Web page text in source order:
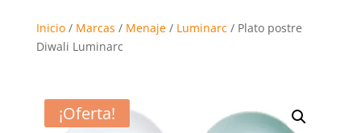
Inicio/ Marcas / Menaje/ Luminarc/ Plato postre
Diwali Luminarc
¡Oferta!